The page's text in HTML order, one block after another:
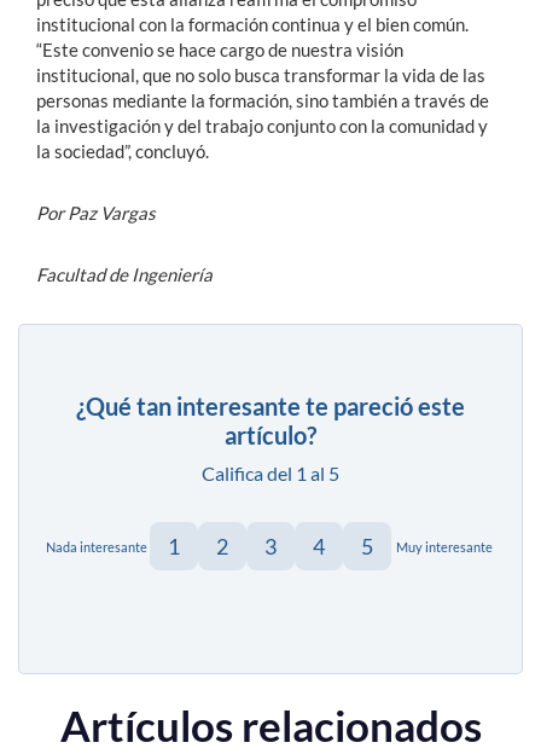
institucional con la formación continua y el bien común.
“Este convenio se hace cargo de nuestra visión
institucional, que no solo busca transformar la vida de las
personas mediante la formación, sino también a través de
la investigación y del trabajo conjunto con la comunidad y
la sociedad”, concluyó.
Por Paz Vargas
Facultad de Ingeniería
¿Qué tan interesante te pareció este
artículo?
Califica del 1 al 5
Nada interesante 1 2 3 4 5 Muy interesante
Artículos relacionados